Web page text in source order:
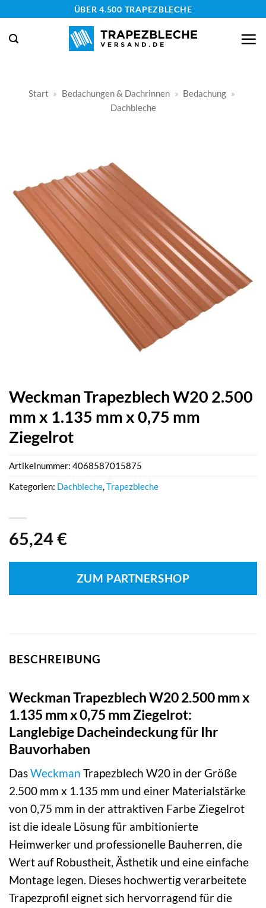
springen
ÜBER 4.500 TRAPEZBLECHE
Start » Bedachungen & Dachrinnen » Bedachung »
Dachbleche
Weckman Trapezblech W20 2.500
mm x 1.135 mm x 0,75 mm
Ziegelrot
65,24€
ZUM PARTNERSHOP
Artikelnummer: 4068587015875
Kategorien: Dachbleche,Trapezbleche
BESCHREIBUNG
Weckman Trapezblech W20 2.500 mm x
1.135 mm x 0,75 mm Ziegelrot:
Langlebige Dacheindeckung für Ihr
Bauvorhaben
DasWeckman Trapezblech W20 in der Größe
2.500 mm x 1.135 mm und einer Materialstärke
von 0,75 mm in der attraktiven Farbe Ziegelrot
ist die ideale Lösung für ambitionierte
Heimwerker und professionelle Bauherren, die
Wert auf Robustheit, Ästhetik und eine einfache
Montage legen. Dieses hochwertig verarbeitete
Trapezprofil eignet sich hervorragend für die